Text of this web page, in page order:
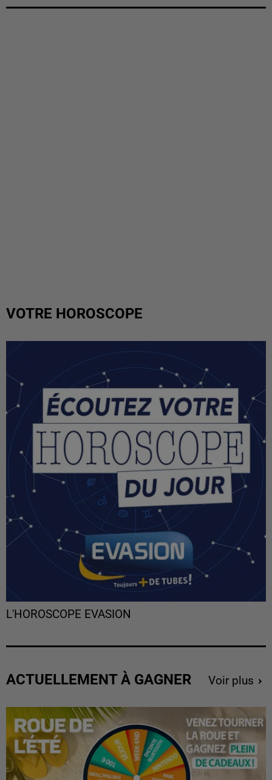
VOTRE HOROSCOPE
L'HOROSCOPE EVASION
ACTUELLEMENT À GAGNER Voir plus